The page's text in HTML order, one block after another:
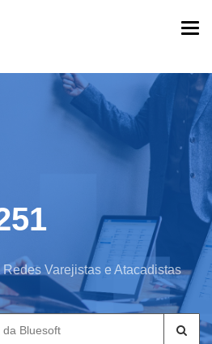
Varejistas e Atacadistas